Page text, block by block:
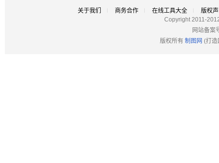
关于我们 商务合作 在线工具大全
版权
Copyright 2011-
网站备案
版权所有 制图网 (打造